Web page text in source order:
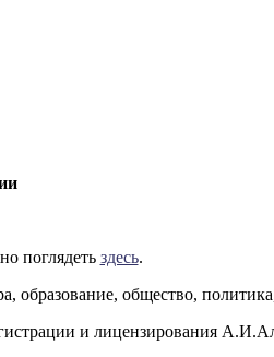
поглядеть здесь.
образование, общество,
и лицензирования